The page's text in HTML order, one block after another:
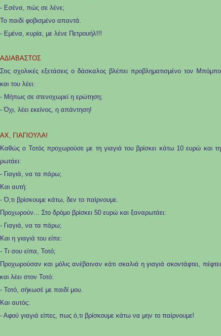
- Εσένα, πώς σε λένε;
Το παιδί φοβισμένο απαντά.
- Εμένα, κυρία, με λένε Πετρουήλ!!!
ΑΔΙΑΒΑΣΤΟΣ
Στις σχολικές εξετάσεις ο δάσκαλος βλέπει προβληματισμένο τον Μπόμπο
και του λέει:
- Μήπως σε στενοχωρεί η ερώτηση;
- Όχι, λέει εκείνος, η απάντηση!
ΑΧ, ΓΙΑΓΙΟΥΛΑ!
Καθώς ο Τοτός προχωρούσε με τη γιαγιά του βρίσκει κάτω 10 ευρώ και τη
ρωτάει:
- Γιαγιά, να τα πάρω;
Και αυτή:
- Ό,τι βρίσκουμε κάτω, δεν το παίρνουμε.
Προχωρούν... Στο δρόμο βρίσκει 50 ευρώ και ξαναρωτάει:
- Γιαγιά, να τα πάρω;
Και η γιαγιά του είπε:
- Τι σου είπα, Τοτό;
Προχωρούσαν και μόλις ανέβαιναν κάτι σκαλιά η γιαγιά σκοντάφτει, πέφτει
και λέει στον Τοτό:
- Τοτό, σήκωσέ με παιδί μου.
Και αυτός:
- Αφού γιαγιά είπες, πως ό,τι βρίσκουμε κάτω να μην το παίρνουμε!